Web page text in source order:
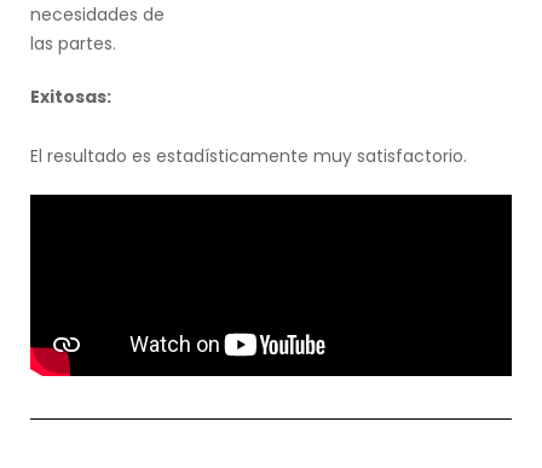
necesidades de
las partes.
Exitosas:
El resultado es estadísticamente muy satisfactorio.